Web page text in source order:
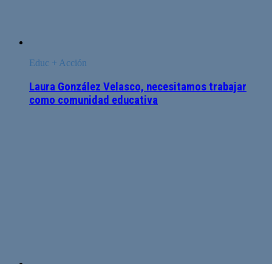
Educ + Acción
Laura González Velasco, necesitamos trabajar
como comunidad educativa